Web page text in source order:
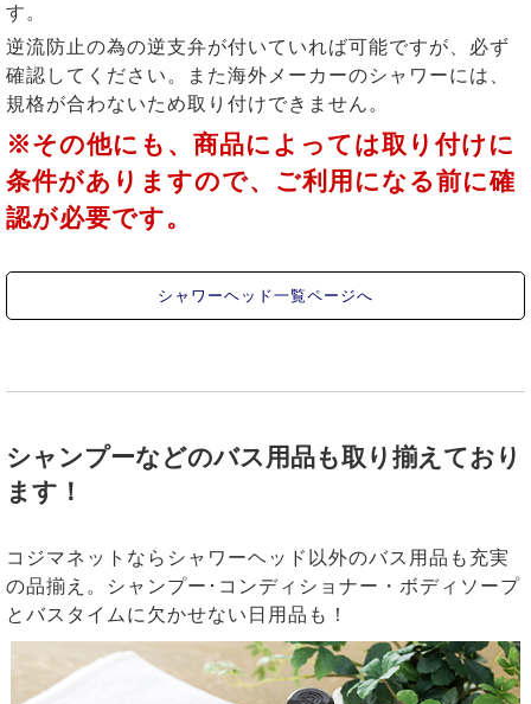
す。
逆流防止の為の逆支弁が付いていれば可能ですが、必ず
確認してください。また海外メーカーのシャワーには、
規格が合わないため取り付けできません。
※その他にも、商品によっては取り付けに
条件がありますので、ご利用になる前に確
認が必要です。
シャワーヘッド一覧ページへ
シャンプーなどのバス用品も取り揃えており
ます！
コジマネットならシャワーヘッド以外のバス用品も充実
の品揃え。シャンプー･コンディショナー・ボディソープ
とバスタイムに欠かせない日用品も！